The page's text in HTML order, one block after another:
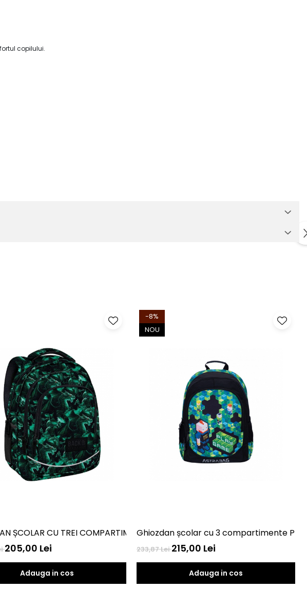
copilului.
Right. Footbal BP26
ȘCOLAR CU TREI COMPARTIMENTE DERFORM BACKUP MODEL X LEGEND
205,00 Lei
Adauga in cos
-8%
NOU
Ghiozdan școlar cu 3 compartimente
233,87 Lei215,00 Lei
Adauga in cos